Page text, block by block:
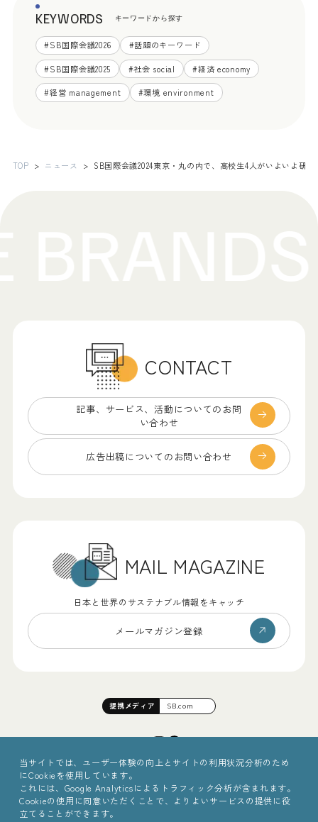
KEYWORDS キーワードから探す
#SB国際会議2026 #話題のキーワード
#SB国際会議2025 #社会 social #経済 economy
#経営 management #環境 environment
TOP ニュース SB国際会議2024東京・丸の内で、高校生4人がいよいよ研
CONTACT
記事、サービス、 活動についてのお問
い合わせ
広告出稿についての お問い合わせ
MAIL MAGAZINE
日本と世界のサステナブル情報をキャッチ
メールマガジン登録
提携メディア SB.com
当サイトでは、ユーザー体験の向上とサイトの利用状況分析のため
にCookieを使用しています。
これには、Google Analyticsによるトラフィック分析が含まれます。
Cookieの使用に同意いただくことで、よりよいサービスの提供に役
立てることができます。